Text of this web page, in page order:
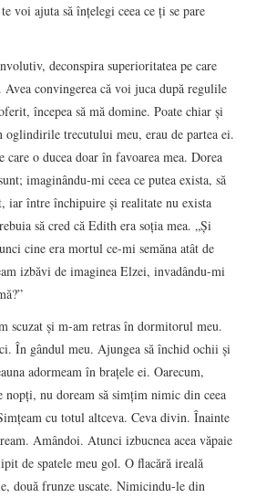
voi ajuta să înţelegi ceea ce ţi se pare
deconspira superioritatea pe care
Avea convingerea că voi juca după regulile
începea să mă domine. Poate chiar şi
oglindirile trecutului meu, erau de partea ei.
o ducea doar în favoarea mea. Dorea
imaginându-mi ceea ce putea exista, să
iar între închipuire şi realitate nu exista
să cred că Edith era soţia mea. „Şi
cine era mortul ce-mi semăna atât de
izbăvi de imaginea Elzei, invadându-mi
scuzat şi m-am retras în dormitorul meu.
În gândul meu. Ajungea să închid ochii şi
adormeam în braţele ei. Oarecum,
nopţi, nu doream să simţim nimic din ceea
cu totul altceva. Ceva divin. Înainte
Amândoi. Atunci izbucnea acea văpaie
de spatele meu gol. O flacără ireală
două frunze uscate. Nimicindu-le din